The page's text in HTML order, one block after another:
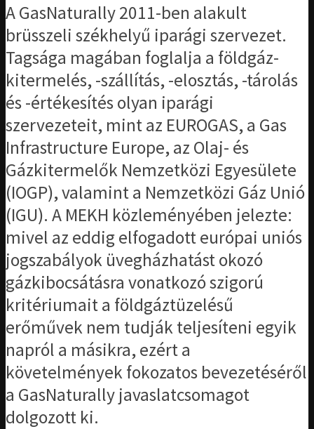
A GasNaturally 2011-ben alakult
brüsszeli székhelyű iparági szervezet.
Tagsága magában foglalja a földgáz-
kitermelés, -szállítás, -elosztás, -tárolás
és -értékesítés olyan iparági
szervezeteit, mint az EUROGAS, a Gas
Infrastructure Europe, az Olaj- és
Gázkitermelők Nemzetközi Egyesülete
(IOGP), valamint a Nemzetközi Gáz Unió
(IGU). A MEKH közleményében jelezte:
mivel az eddig elfogadott európai uniós
jogszabályok üvegházhatást okozó
gázkibocsátásra vonatkozó szigorú
kritériumait a földgáztüzelésű
erőművek nem tudják teljesíteni egyik
napról a másikra, ezért a
követelmények fokozatos bevezetéséről
a GasNaturally javaslatcsomagot
dolgozott ki.